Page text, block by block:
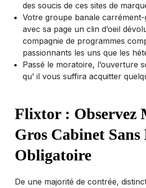
des soucis de ces sites de
Votre groupe banale
avec sa page un clin d’oeil
compagnie de programmes
passionnants les uns que les
Passé le moratoire, l’ouverture
qu’ il vous suffira acquitter
Flixtor : Observez
Gros Cabinet Sans
Obligatoire
De une majorité de contrée,